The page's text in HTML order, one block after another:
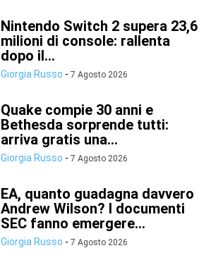
Nintendo Switch 2 supera 23,6
milioni di console: rallenta
dopo il...
Giorgia Russo - 7 Agosto 2026
Quake compie 30 anni e
Bethesda sorprende tutti:
arriva gratis una...
Giorgia Russo - 7 Agosto 2026
EA, quanto guadagna davvero
Andrew Wilson? I documenti
SEC fanno emergere...
Giorgia Russo - 7 Agosto 2026